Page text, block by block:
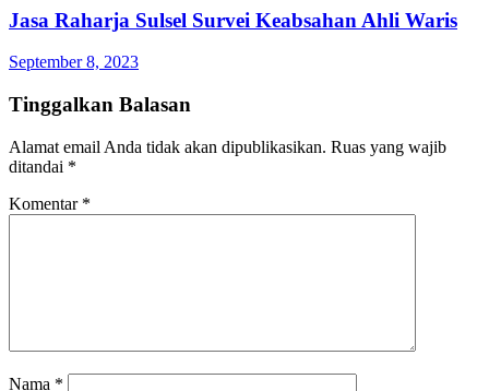
Jasa Raharja Sulsel Survei Keabsahan Ahli Waris
September 8, 2023
Tinggalkan Balasan
Alamat email Anda tidak akan dipublikasikan. Ruas yang wajib
ditandai *
Komentar *
Nama *